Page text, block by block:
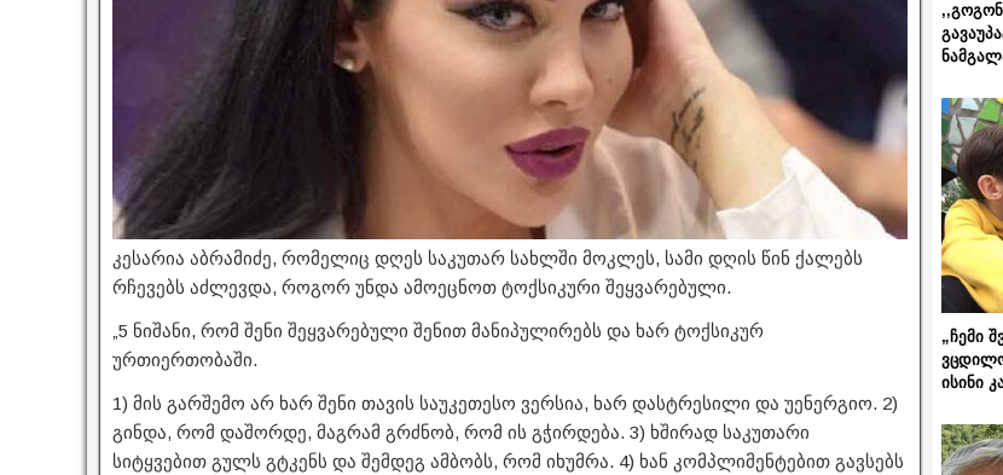
კესარია აბრამიძე, რომელიც დღეს საკუთარ სახლში მოკლეს, სამი დღის წინ ქალებს
რჩევებს აძლევდა, როგორ უნდა ამოეცნოთ ტოქსიკური შეყვარებული.
„5 ნიშანი, რომ შენი შეყვარებული შენით მანიპულირებს და ხარ ტოქსიკურ
ურთიერთობაში.
1) მის გარშემო არ ხარ შენი თავის საუკეთესო ვერსია, ხარ დასტრესილი და უენერგიო. 2)
გინდა, რომ დაშორდე, მაგრამ გრძნობ, რომ ის გჭირდება. 3) ხშირად საკუთარი
სიტყვებით გულს გტკენს და შემდეგ ამბობს, რომ იხუმრა. 4) ხან კომპლიმენტებით გავსებს
„ჩემი
ისინი